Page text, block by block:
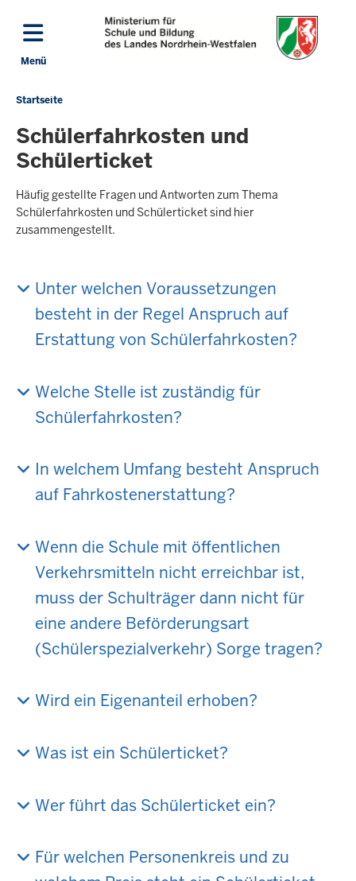
Direkt zum Inhalt
Menü
Sie
sich
hier
Startseite
Schülerfahrkosten und
Schülerticket
Häufig gestellte Fragen und Antworten zum Thema
Schülerfahrkosten und Schülerticket sind hier
zusammengestellt.
Unter welchen Voraussetzungen
besteht in der Regel Anspruch auf
Erstattung von Schülerfahrkosten?
Welche Stelle ist zuständig für
Schülerfahrkosten?
In welchem Umfang besteht Anspruch
auf Fahrkostenerstattung?
Wenn die Schule mit öffentlichen
Verkehrsmitteln nicht erreichbar ist,
muss der Schulträger dann nicht für
eine andere Beförderungsart
(Schülerspezialverkehr) Sorge tragen?
Wird ein Eigenanteil erhoben?
Was ist ein Schülerticket?
Wer führt das Schülerticket ein?
Für welchen Personenkreis und zu